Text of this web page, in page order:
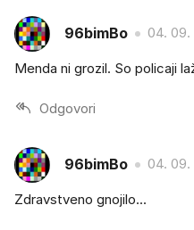
96bimBo 04. 09.
Menda ni grozil. So policaji
Odgovori
96bimBo 04. 09.
Zdravstveno gnojilo...